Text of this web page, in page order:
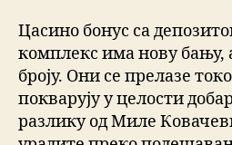
Цасино бонус са
комплекс има нову бању,
броју. Они се прелазе
покварују у целости
разлику од Миле